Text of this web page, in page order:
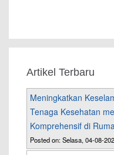
Artikel Terbaru
Meningkatkan
Tenaga Kesehatan
Komprehensif di
Posted on: Selasa, 04-08-